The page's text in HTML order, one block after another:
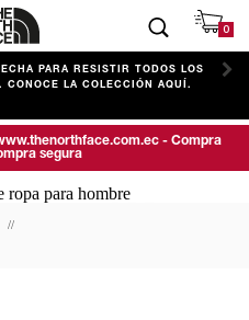
0
PARA RESISTIR TODOS LOS
CONOCE LA COLECCIÓN AQUÍ.
- Compra
segura
HOMBRE